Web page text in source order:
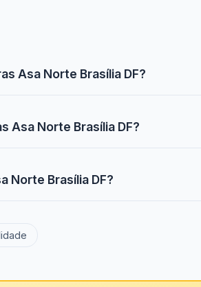
Asa Norte Brasília DF?
Asa Norte Brasília DF?
Norte Brasília DF?